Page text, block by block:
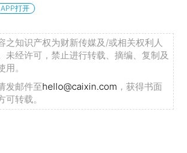
APP打开
之知识产权为财新传媒及/或相关权利人
未经许可，禁止进行转载、摘编、复制及
。
发邮件至hello@caixin.com ，获得书面
转载。